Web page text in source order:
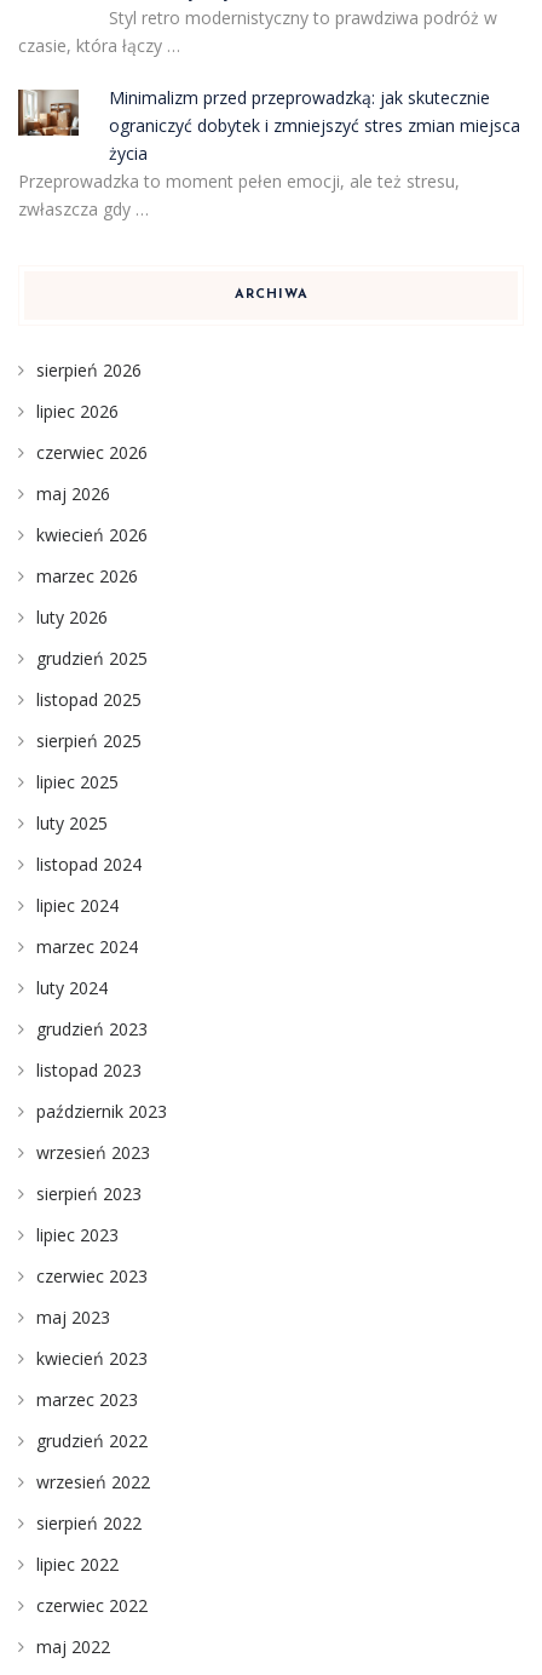
Styl retro modernistyczny to prawdziwa podróż w
czasie, która łączy …
Minimalizm przed przeprowadzką: jak skutecznie
ograniczyć dobytek i zmniejszyć stres zmian miejsca
życia
Przeprowadzka to moment pełen emocji, ale też stresu,
zwłaszcza gdy …
ARCHIWA
sierpień 2026
lipiec 2026
czerwiec 2026
maj 2026
kwiecień 2026
marzec 2026
luty 2026
grudzień 2025
listopad 2025
sierpień 2025
lipiec 2025
luty 2025
listopad 2024
lipiec 2024
marzec 2024
luty 2024
grudzień 2023
listopad 2023
październik 2023
wrzesień 2023
sierpień 2023
lipiec 2023
czerwiec 2023
maj 2023
kwiecień 2023
marzec 2023
grudzień 2022
wrzesień 2022
sierpień 2022
lipiec 2022
czerwiec 2022
maj 2022